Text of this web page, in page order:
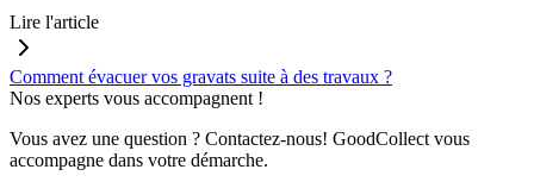
Lire l'article
Comment évacuer vos gravats suite à des travaux ?
Nos experts vous accompagnent !
Vous avez une question ? Contactez-nous! GoodCollect vous
accompagne dans votre démarche.